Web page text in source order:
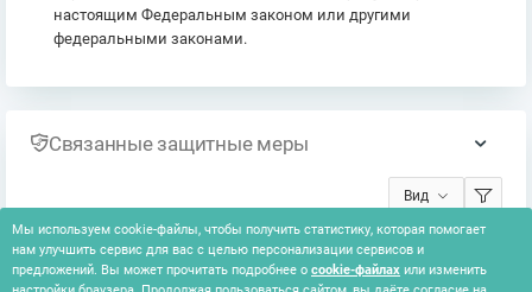
настоящим Федеральным законом или другими
федеральными законами.
Связанные защитные меры
Вид
Ничего не найдено
Мы используем cookie-файлы, чтобы получить статистику, которая помогает
нам улучшить сервис для вас с целью персонализации сервисов и
предложений. Вы может прочитать подробнее о cookie-файлах или изменить